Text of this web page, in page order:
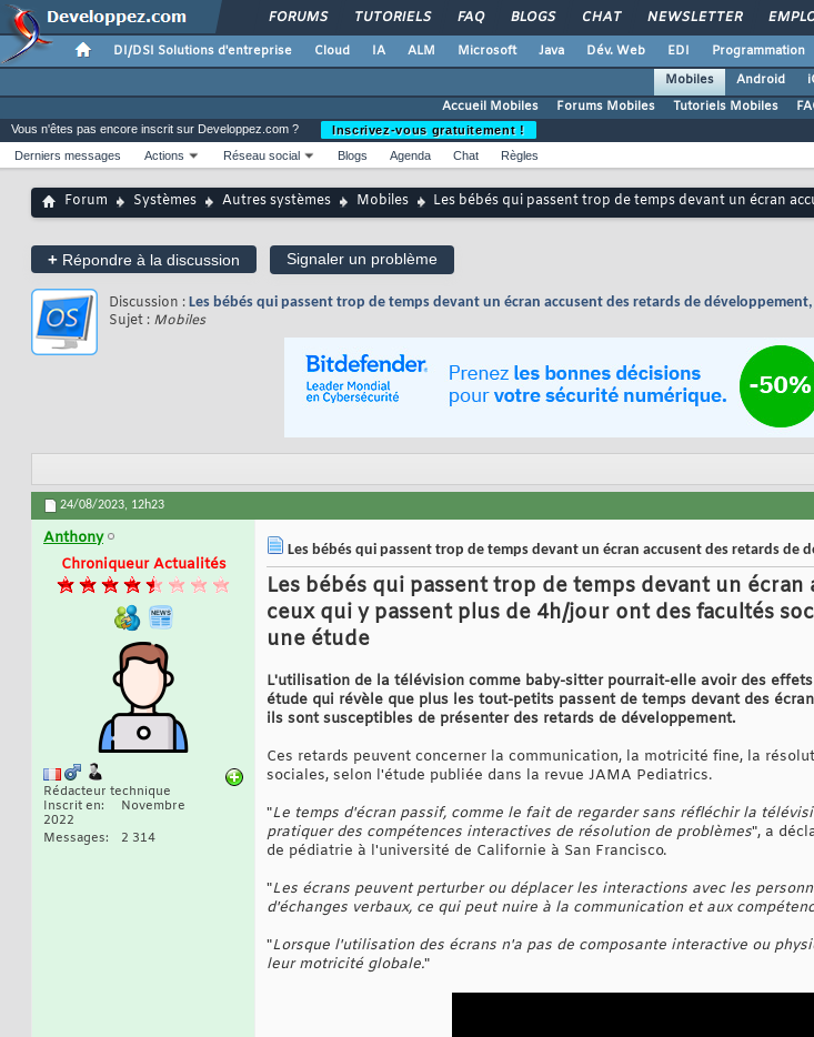
FORUMS TUTORIELS FAQ BLOGS CHAT NEWSLETTER
DI/DSI Solutions d'entreprise Cloud IA ALM Microsoft Java Dév. Web EDI Programmation
Mobiles
Android
Accueil Mobiles
Forums Mobiles Tutoriels Mobiles
Vous n'êtes pas encore inscrit sur Developpez.com ?
Inscrivez-vous gratuitement !
Derniers messages
Actions Réseau social Blogs Agenda Chat Règles
Forum Systèmes Autres systèmes Mobiles Les bébés qui passent trop de temps devant un écran
+ Répondre à la discussion Signaler un problème
Discussion : Les bébés qui passent trop de temps devant un écran accusent des retards de
Sujet : Mobiles
24/08/2023, 12h23
Anthony
Chroniqueur Actualités
Rédacteur technique
Inscrit en
Novembre
2022
Messages
2 314
Les bébés qui passent trop de temps devant un écran accusent des retards de
Les bébés qui passent trop de temps devant un
ceux qui y passent plus de 4h/jour ont des facultés
une étude
L'utilisation de la télévision comme baby-sitter pourrait-elle avoir des
étude qui révèle que plus les tout-petits passent de temps devant des
ils sont susceptibles de présenter des retards de développement.
Ces retards peuvent concerner la communication, la motricité fine, la
sociales, selon l'étude publiée dans la revue JAMA Pediatrics.
"Le temps d'écran passif, comme le fait de regarder sans réfléchir la
pratiquer des compétences interactives de résolution de problèmes", a
de pédiatrie à l'université de Californie à San Francisco.
"Les écrans peuvent perturber ou déplacer les interactions avec les
d'échanges verbaux, ce qui peut nuire à la communication et aux
"Lorsque l'utilisation des écrans n'a pas de composante interactive ou
leur motricité globale."